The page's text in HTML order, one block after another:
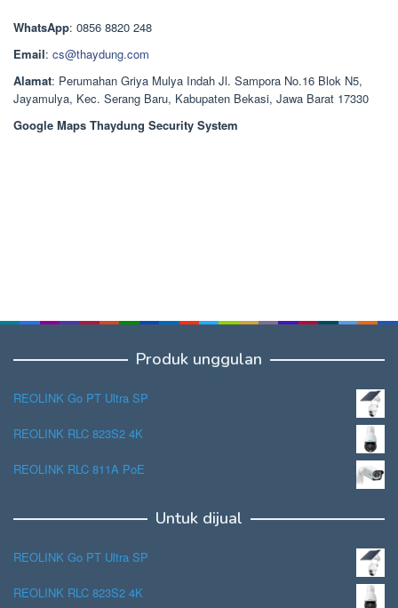
Rp1.378.000.
WhatsApp: 0856 8820 248
Email: cs@thaydung.com
Alamat: Perumahan Griya Mulya Indah Jl. Sampora No.16 Blok N5,
Jayamulya, Kec. Serang Baru, Kabupaten Bekasi, Jawa Barat 17330
Google Maps Thaydung Security System
Produk unggulan
REOLINK Go PT Ultra SP
REOLINK RLC 823S2 4K
REOLINK RLC 811A PoE
Untuk dijual
REOLINK Go PT Ultra SP
REOLINK RLC 823S2 4K